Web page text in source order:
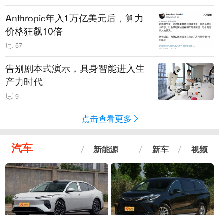
Anthropic年入1万亿美元后，算力
价格狂飙10倍
57
告别剧本式演示，具身智能进入生
产力时代
9
点击查看更多
汽车 新能源 新车 视频